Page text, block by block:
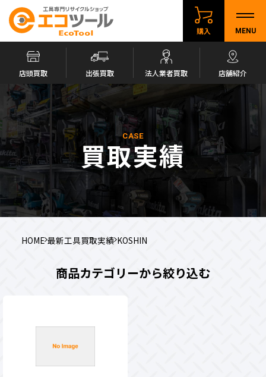
購入 MENU
店頭買取 出張買取 法人業者買取 店舗紹介
CASE
買取実績
HOME 最新工具買取実績 KOSHIN
商品カテゴリーから絞り込む